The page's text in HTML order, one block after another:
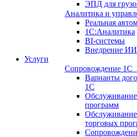
ЭПД для
Аналитика и
Реальная
1С:Аналитика
BI-системы
Внедрение
Услуги
Сопровождение
Варианты
1С
Обслуживание
программ
торговых